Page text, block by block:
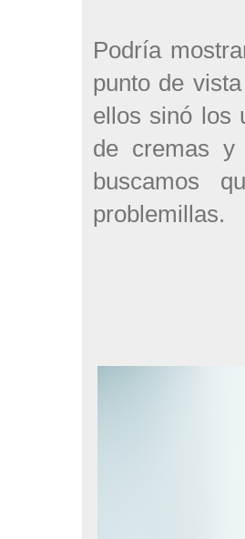
Podría
punto de
ellos sinó los
de cremas y
buscamos
problemillas.